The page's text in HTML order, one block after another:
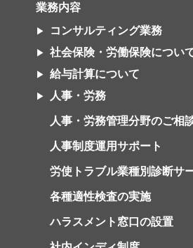
業務内容
コンサルティング業務
社会保険・労働保険につい
給与計算について
人事・労務
人事・労務管理分野のご相
人事制度運用サポート
労使トラブル業種別診断サ
各種適性検査の実施
ハラスメント窓口の設置